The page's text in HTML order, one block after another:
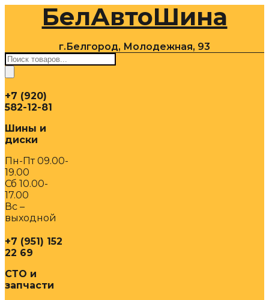
содержимомуБелАвтоШина
г.Белгород, Молодежная, 93
Поиск
товаров
+7 (920)
582-12-81
Шины и
диски
Пн-Пт 09.00-
19.00
Сб 10.00-
17.00
Вс –
выходной
+7 (951) 152
22 69
СТО и
запчасти